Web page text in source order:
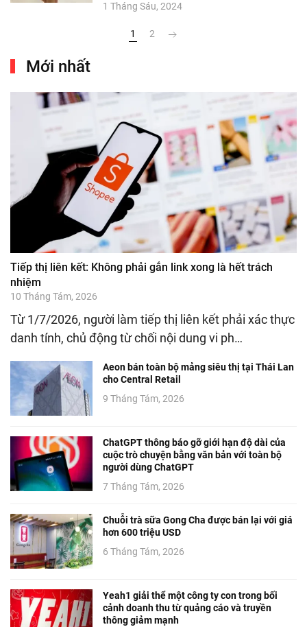
1 Tháng Sáu, 2024
1 2
Mới nhất
Tiếp thị liên kết: Không phải gắn link xong là hết trách
nhiệm
10 Tháng Tám, 2026
Từ 1/7/2026, người làm tiếp thị liên kết phải xác thực
danh tính, chủ động từ chối nội dung vi ph…
Aeon bán toàn bộ mảng siêu thị tại Thái Lan
cho Central Retail
9 Tháng Tám, 2026
ChatGPT thông báo gỡ giới hạn độ dài của
cuộc trò chuyện bằng văn bản với toàn bộ
người dùng ChatGPT
7 Tháng Tám, 2026
Chuỗi trà sữa Gong Cha được bán lại với giá
hơn 600 triệu USD
6 Tháng Tám, 2026
Yeah1 giải thể một công ty con trong bối
cảnh doanh thu từ quảng cáo và truyền
thông giảm mạnh